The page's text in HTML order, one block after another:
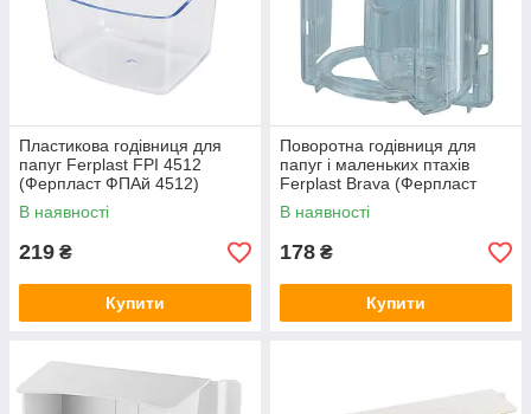
Пластикова годівниця для
папуг Ferplast FPI 4512
(Ферпласт ФПАй 4512)
В наявності
219 ₴
Купити
Поворотна годівниця для
папуг і маленьких птахів
Ferplast Brava (Ферпласт
Брава)
В наявності
178 ₴
Купити